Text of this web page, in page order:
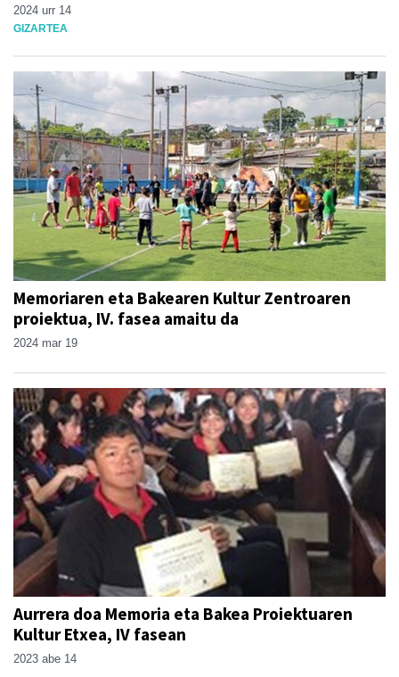
2024 urr 14
GIZARTEA
Memoriaren eta Bakearen Kultur Zentroaren
proiektua, IV. fasea amaitu da
2024 mar 19
Aurrera doa Memoria eta Bakea Proiektuaren
Kultur Etxea, IV fasean
2023 abe 14